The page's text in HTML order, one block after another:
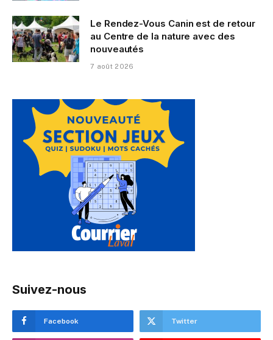
Le Rendez-Vous Canin est de retour
au Centre de la nature avec des
nouveautés
7 août 2026
Suivez-nous
Facebook Twitter